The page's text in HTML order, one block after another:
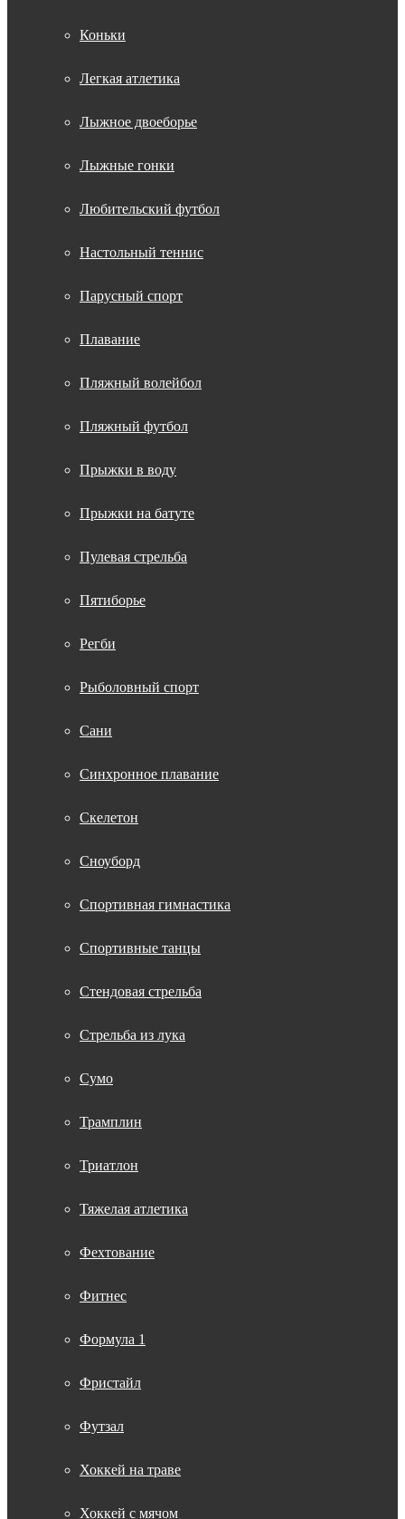
Коньки
Легкая атлетика
Лыжное двоеборье
Лыжные гонки
Любительский футбол
Настольный теннис
Парусный спорт
Плавание
Пляжный волейбол
Пляжный футбол
Прыжки в воду
Прыжки на батуте
Пулевая стрельба
Пятиборье
Регби
Рыболовный спорт
Сани
Синхронное плавание
Скелетон
Сноуборд
Спортивная гимнастика
Спортивные танцы
Стендовая стрельба
Стрельба из лука
Сумо
Трамплин
Триатлон
Тяжелая атлетика
Фехтование
Фитнес
Формула 1
Фристайл
Футзал
Хоккей на траве
Хоккей с мячом